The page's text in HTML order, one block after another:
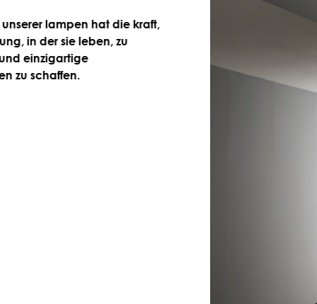
lampen hat die kraft,
der sie leben, zu